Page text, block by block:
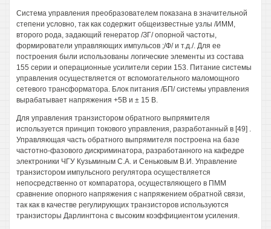
Система управления преобразователем показана в значительной
степени условно, так как содержит общеизвестные узлы /ИММ,
второго рода, задающий генератор /ЗГ/ опорной частоты,
формирователи управляющих импульсов ;/Ф/ и т.д./. Для ее
построения были использованы логические элементы из состава
155 серии и операционные усилители серии 153. Питание системы
управления осуществляется от вспомогательного маломощного
сетевого трансформатора. Блок питания /БП/ системы управления
вырабатывает напряжения +5В и ± 15 В.
Для управления транзистором обратного выпрямителя
используется принцип токового управления, разработанный в [49] .
Управляющая часть обратного выпрямителя построена на базе
частотно-фазового дискриминатора, разработанного на кафедре
электроники ЧГУ Кузьминым С.А. и Сеньковым В.И. Управление
транзистором импульсного регулятора осуществляется
непосредственно от компаратора, осуществляющего в ПММ
сравнение опорного напряжения с напряжением обратной связи,
так как в качестве регулирующих транзисторов используются
транзисторы Дарлингтона с высоким коэффициентом усиления.